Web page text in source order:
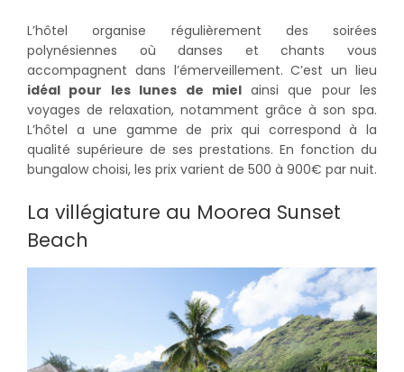
L’hôtel organise régulièrement des soirées
polynésiennes où danses et chants vous
accompagnent dans l’émerveillement. C’est un lieu
idéal pour les lunes de miel ainsi que pour les
voyages de relaxation, notamment grâce à son spa.
L’hôtel a une gamme de prix qui correspond à la
qualité supérieure de ses prestations. En fonction du
bungalow choisi, les prix varient de 500 à 900€ par nuit.
La villégiature au Moorea Sunset
Beach